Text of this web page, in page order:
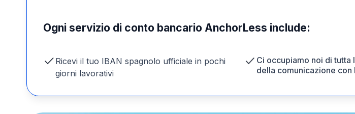
Ogni servizio di conto bancario AnchorLess include:
Ricevi il tuo IBAN spagnolo ufficiale in pochi
giorni lavorativi
Ci occupiamo noi di tutta
della comunicazione con